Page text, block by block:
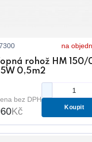
na
Topná rohož HM 150/
0,5m2
bez DPH
Kč Koupit